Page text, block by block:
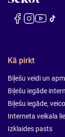
Kā pirkt
Biļešu veidi un
Biļešu iegāde
Biļešu iegāde,
Interneta veikala
Izklaides pasts